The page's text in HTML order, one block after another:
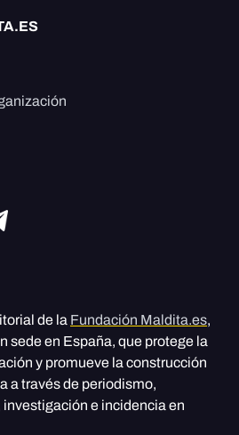
de la Fundación Maldita.es,
sede en España, que protege la
y promueve la construcción
a través de periodismo,
e incidencia en